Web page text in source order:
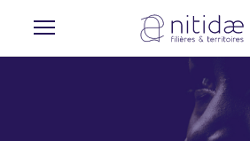
Panneau de gestion des cookies